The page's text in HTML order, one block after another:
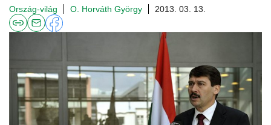
Ország-világ O. Horváth György 2013. 03. 13.